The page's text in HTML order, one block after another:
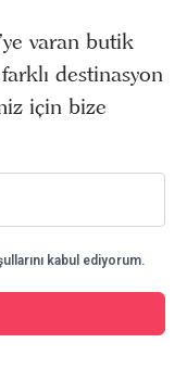
varan butik
destinasyon
için bize
kabul ediyorum.